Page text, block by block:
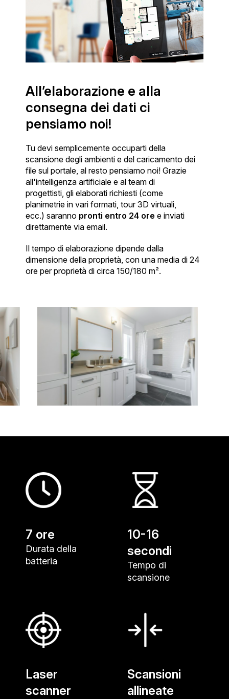
All’elaborazione e alla
consegna dei dati ci
pensiamo noi!
Tu devi semplicemente occuparti della
scansione degli ambienti e del caricamento dei
file sul portale, al resto pensiamo noi! Grazie
all'intelligenza artificiale e al team di
progettisti, gli elaborati richiesti (come
planimetrie in vari formati, tour 3D virtuali,
ecc.) saranno pronti entro 24 ore e inviati
direttamente via email.
Il tempo di elaborazione dipende dalla
dimensione della proprietà, con una media di 24
ore per proprietà di circa 150/180 m².
7 ore
Durata della
batteria
10-16
secondi
Tempo di
scansione
Laser
scanner
Scansioni
allineate